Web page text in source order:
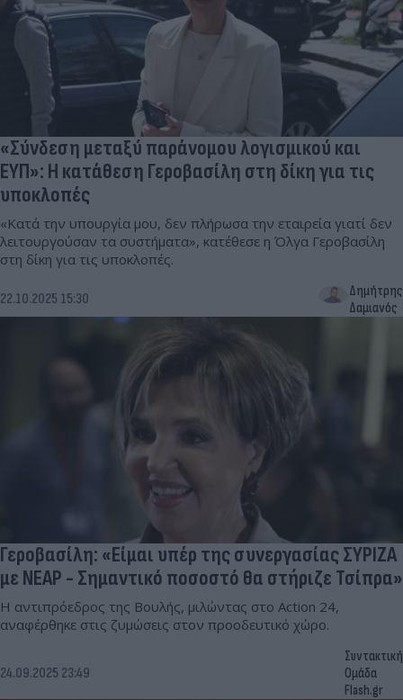
«Σύνδεση μεταξύ παράνομου λογισμικού και
ΕΥΠ»: Η κατάθεση Γεροβασίλη στη δίκη για τις
υποκλοπές
«Κατά την υπουργία μου, δεν πλήρωσα την εταιρεία γιατί δεν
λειτουργούσαν τα συστήματα», κατέθεσε η Όλγα Γεροβασίλη
στη δίκη για τις υποκλοπές.
22.10.2025 15:30
Δημήτρης
Δαμιανός
Γεροβασίλη: «Είμαι υπέρ της συνεργασίας ΣΥΡΙΖΑ
με ΝΕΑΡ - Σημαντικό ποσοστό θα στήριζε Τσίπρα»
Η αντιπρόεδρος της Βουλής, μιλώντας στο Action 24,
αναφέρθηκε στις ζυμώσεις στον προοδευτικό χώρο.
24.09.2025 23:49
Συντακτική
Ομάδα
Flash.gr